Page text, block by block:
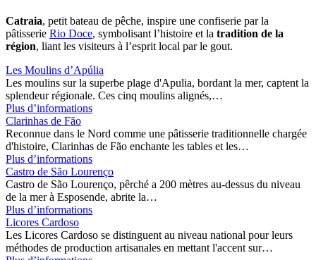
Catraia, petit bateau de pêche, inspire une confiserie par la
pâtisserie Rio Doce, symbolisant l’histoire et la tradition de la
région, liant les visiteurs à l’esprit local par le gout.
Les Moulins d’Apúlia
Les moulins sur la superbe plage d'Apulia, bordant la mer, captent la
splendeur régionale. Ces cinq moulins alignés,…
Plus d’informations
Clarinhas de Fão
Reconnue dans le Nord comme une pâtisserie traditionnelle chargée
d'histoire, Clarinhas de Fão enchante les tables et les…
Plus d’informations
Castro de São Lourenço
Castro de São Lourenço, pêrché a 200 mètres au-dessus du niveau
de la mer à Esposende, abrite la…
Plus d’informations
Licores Cardoso
Les Licores Cardoso se distinguent au niveau national pour leurs
méthodes de production artisanales en mettant l'accent sur…